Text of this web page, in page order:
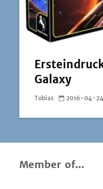
Galaxy
Tobias 2016-04-24
Member of...